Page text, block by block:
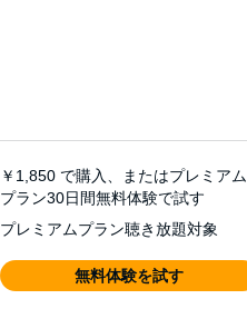
￥1,850 で購入、またはプレミアム
プラン30日間無料体験で試す
プレミアムプラン聴き放題対象
無料体験を試す